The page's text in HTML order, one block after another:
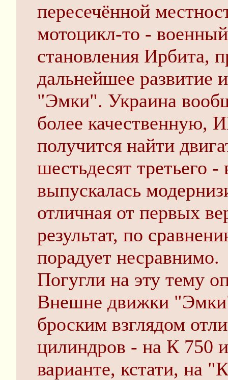
пересечённой
мотоцикл-то -
становления Ирбита,
дальнейшее развитие
"Эмки". Украина
более качественную,
получится найти
шестьдесят третьего
выпускалась
отличная от первых
результат, по
порадует несравнимо.
Погугли на эту тему
Внешне движки
броским взглядом
цилиндров - на К 750
варианте, кстати, на